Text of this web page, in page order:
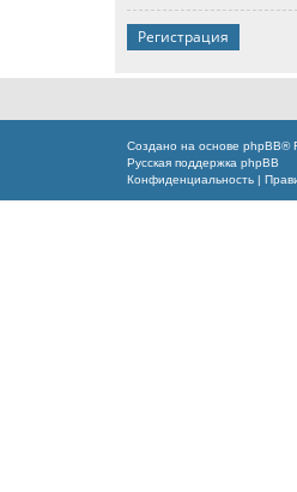
Регистрация
Создано на основе phpBB®
Русская поддержка phpBB
Конфиденциальность |